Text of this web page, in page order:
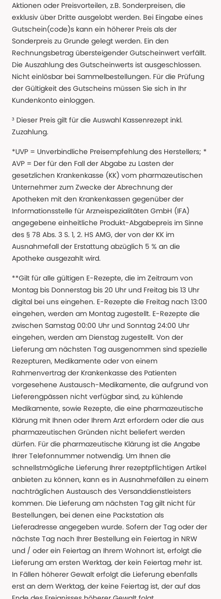
Aktionen oder Preisvorteilen, z.B. Sonderpreisen, die
exklusiv über Dritte ausgelobt werden. Bei Eingabe eines
Gutschein(code)s kann ein höherer Preis als der
Sonderpreis zu Grunde gelegt werden. Ein den
Rechnungsbetrag übersteigender Gutscheinwert verfällt.
Die Auszahlung des Gutscheinwerts ist ausgeschlossen.
Nicht einlösbar bei Sammelbestellungen. Für die Prüfung
der Gültigkeit des Gutscheins müssen Sie sich in Ihr
Kundenkonto einloggen.
³ Dieser Preis gilt für die Auswahl Kassenrezept inkl.
Zuzahlung.
*UVP = Unverbindliche Preisempfehlung des Herstellers; *
AVP = Der für den Fall der Abgabe zu Lasten der
gesetzlichen Krankenkasse (KK) vom pharmazeutischen
Unternehmer zum Zwecke der Abrechnung der
Apotheken mit den Krankenkassen gegenüber der
Informationsstelle für Arzneispezialitäten GmbH (IFA)
angegebene einheitliche Produkt-Abgabepreis im Sinne
des § 78 Abs. 3 S. 1, 2. HS AMG, der von der KK im
Ausnahmefall der Erstattung abzüglich 5 % an die
Apotheke ausgezahlt wird.
**Gilt für alle gültigen E-Rezepte, die im Zeitraum von
Montag bis Donnerstag bis 20 Uhr und Freitag bis 13 Uhr
digital bei uns eingehen. E-Rezepte die Freitag nach 13:00
eingehen, werden am Montag zugestellt. E-Rezepte die
zwischen Samstag 00:00 Uhr und Sonntag 24:00 Uhr
eingehen, werden am Dienstag zugestellt. Von der
Lieferung am nächsten Tag ausgenommen sind spezielle
Rezepturen, Medikamente oder von einem
Rahmenvertrag der Krankenkasse des Patienten
vorgesehene Austausch-Medikamente, die aufgrund von
Lieferengpässen nicht verfügbar sind, zu kühlende
Medikamente, sowie Rezepte, die eine pharmazeutische
Klärung mit Ihnen oder Ihrem Arzt erfordern oder die aus
pharmazeutischen Gründen nicht beliefert werden
dürfen. Für die pharmazeutische Klärung ist die Angabe
Ihrer Telefonnummer notwendig. Um Ihnen die
schnellstmögliche Lieferung Ihrer rezeptpflichtigen Artikel
anbieten zu können, kann es in Ausnahmefällen zu einem
nachträglichen Austausch des Versanddienstleisters
kommen. Die Lieferung am nächsten Tag gilt nicht für
Bestellungen, bei denen eine Packstation als
Lieferadresse angegeben wurde. Sofern der Tag oder der
nächste Tag nach Ihrer Bestellung ein Feiertag in NRW
und / oder ein Feiertag an Ihrem Wohnort ist, erfolgt die
Lieferung am ersten Werktag, der kein Feiertag mehr ist.
In Fällen höherer Gewalt erfolgt die Lieferung ebenfalls
erst an dem Werktag, der keine Feiertag ist, der auf das